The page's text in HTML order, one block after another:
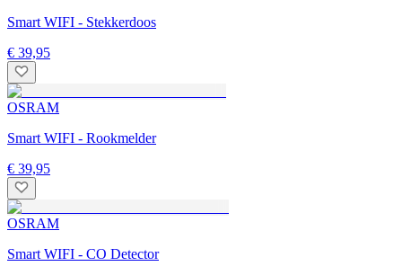
Smart WIFI - Stekkerdoos
€ 39,95
OSRAM
Smart WIFI - Rookmelder
€ 39,95
OSRAM
Smart WIFI - CO Detector